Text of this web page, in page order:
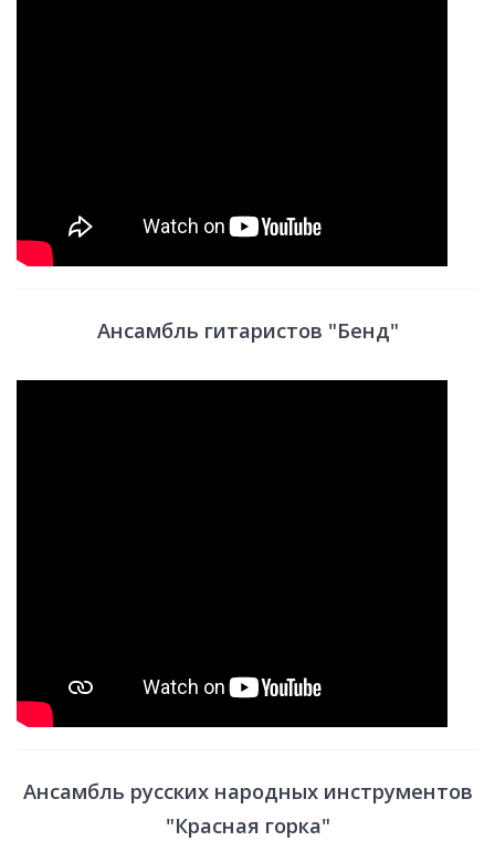
Ансамбль гитаристов "Бенд"
Ансамбль русских народных инструментов
"Красная горка"